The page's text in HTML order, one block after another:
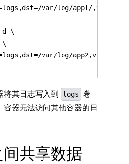
d
将其日志写入到 logs
卷
容器无法访问其他容器的日
共享数据